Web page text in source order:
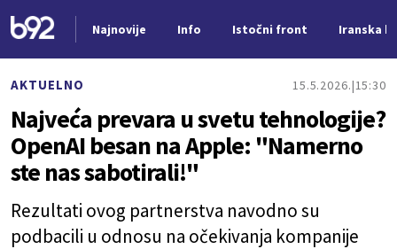
Najnovije Info Istočni front Iranska
AKTUELNO 15.5.2026. 15:30
Najveća prevara u svetu tehnologije?
OpenAI besan na Apple: "Namerno
ste nas sabotirali!"
Rezultati ovog partnerstva navodno su
podbacili u odnosu na očekivanja kompanije